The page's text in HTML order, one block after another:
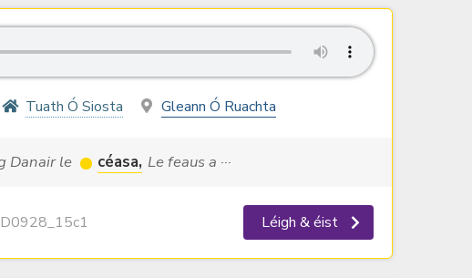
Tuath Ó Siosta Gleann Ó Ruachta
Danair le céasa, Le feaus a ···
Léigh & éist